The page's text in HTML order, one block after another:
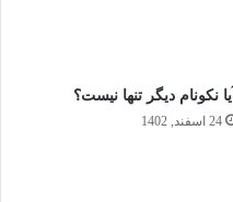
آیا نکونام دیگر تنها نیست؟
24 اسفند, 1402